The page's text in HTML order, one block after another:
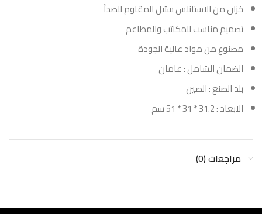
خزان من الاستانلس ستيل المقاوم للصدأ
تصميم مناسب للمكاتب والمطاعم
مصنوع من مواد عالية الجودة
الضمان الشامل : عامان
بلد الصنع : الصين
الابعاد : 31.2 * 31 * 51 سم
مراجعات (0)